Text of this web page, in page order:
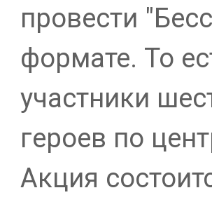
провести
формате. То
участники
героев по
Акция